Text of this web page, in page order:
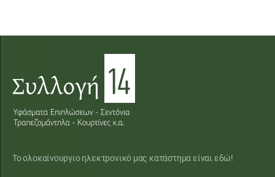
Το ολοκαίνουργιο ηλεκτρονικό μας κατάστημα είναι εδώ!